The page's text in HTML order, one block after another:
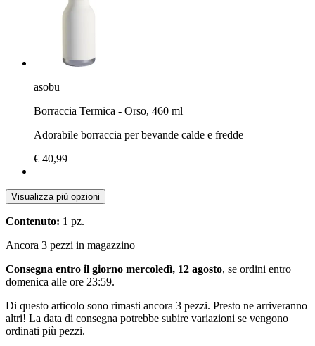
asobu
Borraccia Termica - Orso, 460 ml
Adorabile borraccia per bevande calde e fredde
€ 40,99
Visualizza più opzioni
Contenuto: 1 pz.
Ancora 3 pezzi in magazzino
Consegna entro il giorno mercoledì, 12 agosto, se ordini entro
domenica alle ore 23:59.
Di questo articolo sono rimasti ancora 3 pezzi. Presto ne arriveranno
altri! La data di consegna potrebbe subire variazioni se vengono
ordinati più pezzi.